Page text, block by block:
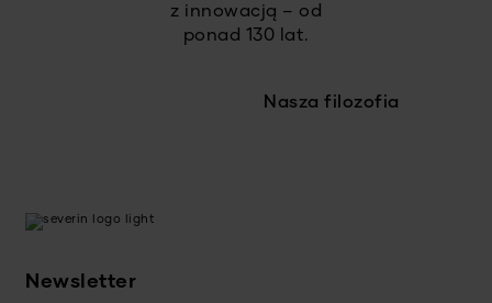
z innowacją – od
ponad 130 lat.
Nasza filozofia
Newsletter